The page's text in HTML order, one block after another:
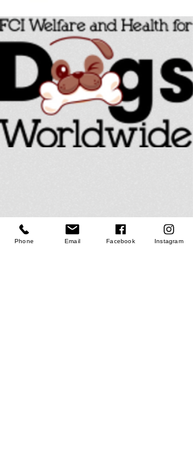
Phone Email Facebook Instagram